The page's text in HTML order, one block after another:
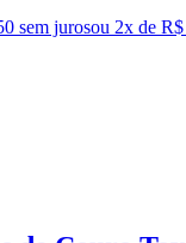
sem jurosou 2x de